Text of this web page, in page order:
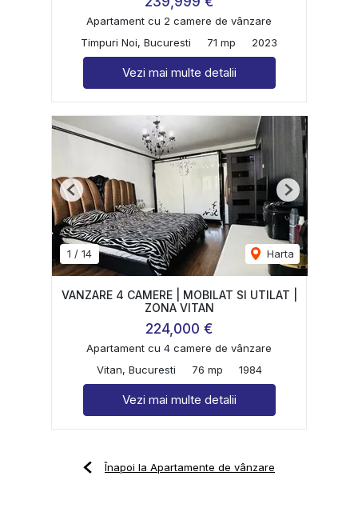
Apartament cu 2 camere de vânzare
Timpuri Noi, Bucuresti
71 mp 2023
Vezi mai multe detalii
1 / 14 Harta
Previous Next
VANZARE 4 CAMERE | MOBILAT SI UTILAT |
ZONA VITAN
224,000 €
Apartament cu 4 camere de vânzare
Vitan, Bucuresti
76 mp 1984
Vezi mai multe detalii
Înapoi la Apartamente de vânzare